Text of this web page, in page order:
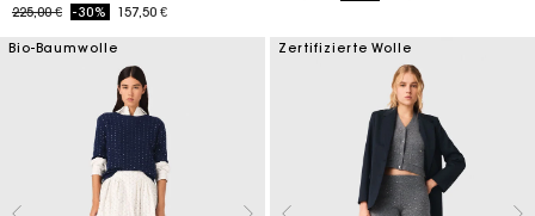
Price reduced from
225,00 €to-30% 157,50 €
Bio-Baumwolle Zertifizierte Wolle